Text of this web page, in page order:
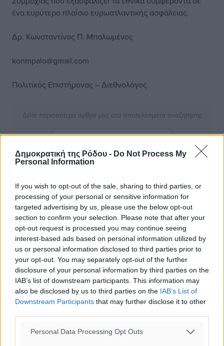
Δημοκρατική της Ρόδου - Do Not Process My
Personal Information
If you wish to opt-out of the sale, sharing to third parties, or
processing of your personal or sensitive information for
targeted advertising by us, please use the below opt-out
section to confirm your selection. Please note that after your
opt-out request is processed you may continue seeing
interest-based ads based on personal information utilized by
us or personal information disclosed to third parties prior to
your opt-out. You may separately opt-out of the further
disclosure of your personal information by third parties on the
IAB’s list of downstream participants. This information may
also be disclosed by us to third parties on the IAB’s List of
Downstream Participants that may further disclose it to other
Personal Data Processing Opt Outs
ένα ευρύτερο πλαίσιο ευρωατλαντικής ασφάλειας.
Δρ. Κωνσταντίνος Π. Μπαλωμένος
konmpalo@gmail.com
Πολιτικός Επιστήμονας – Διεθνολόγος
Δείτε περισσότερα άρθρα μας στα αποτελέσματα αναζήτησης
Add Dimokratiki.gr on Google ↗
Ακολουθήστε μας στο Google News ★ ↗
0